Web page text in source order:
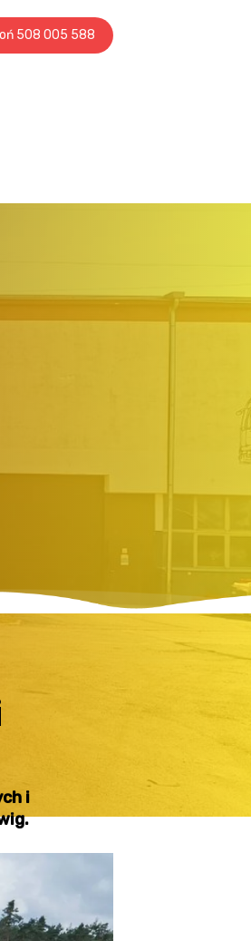
508 005 588
i